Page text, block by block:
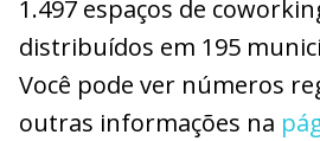
1.497 espaços de
distribuídos em 195
Você pode ver números
outras informações na